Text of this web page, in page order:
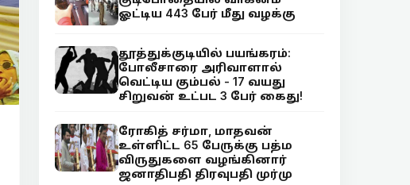
ஓட்டிய 443 பேர் மீது வழக்கு
தூத்துக்குடியில் பயங்கரம்:
போலீசாரை அரிவாளால்
வெட்டிய கும்பல் - 17 வயது
சிறுவன் உட்பட 3 பேர் கைது!
ரோகித் சர்மா, மாதவன்
உள்ளிட்ட 65 பேருக்கு பத்ம
விருதுகளை வழங்கினார்
ஜனாதிபதி திரவுபதி முர்மு